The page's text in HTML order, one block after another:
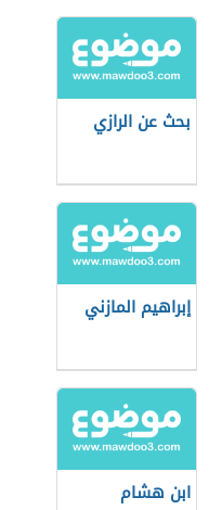
بحث عن الرازي
إبراهيم المازني
ابن هشام